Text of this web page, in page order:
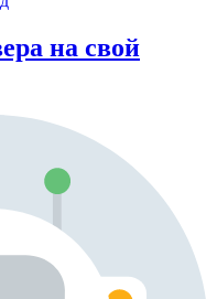
на свой